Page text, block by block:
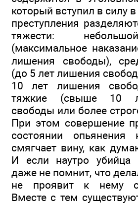
который вступил в силу
преступления
тяжести:
(максимальное
лишения свободы),
(до 5 лет лишения
10 лет лишения
тяжкие (свыше 10
свободы или более
При этом совершение
состоянии опьянения
смягчает вину, как
И если наутро убийца
даже не помнит, что
не проявит к нему
Вместе с тем